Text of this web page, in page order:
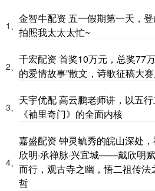
1、
金智牛配资 五一假期第一天，
拍照我太太太忙~
2、
千宏配资 首奖10万元，总奖77
的爱情故事”散文，诗歌征稿大
3、
天宇优配 高云鹏老师讲，以五
《袖里奇门》的全面内核
4、
嘉盛配资 钟灵毓秀的皖山深处
欣明·承禅脉·兴宜城——戴欣明
而行，观古寺之幽，悟二祖传法
哲